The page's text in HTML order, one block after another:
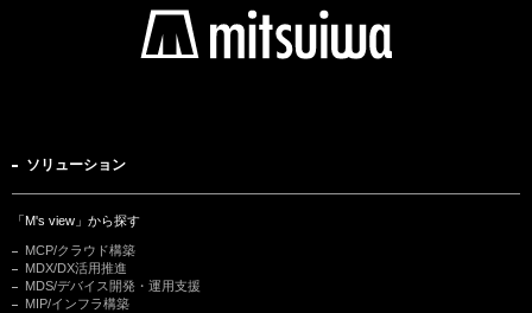
ソリューション
「M's view」から探す
MCP/クラウド構築
MDX/DX活用推進
MDS/デバイス開発・運用支援
MIP/インフラ構築